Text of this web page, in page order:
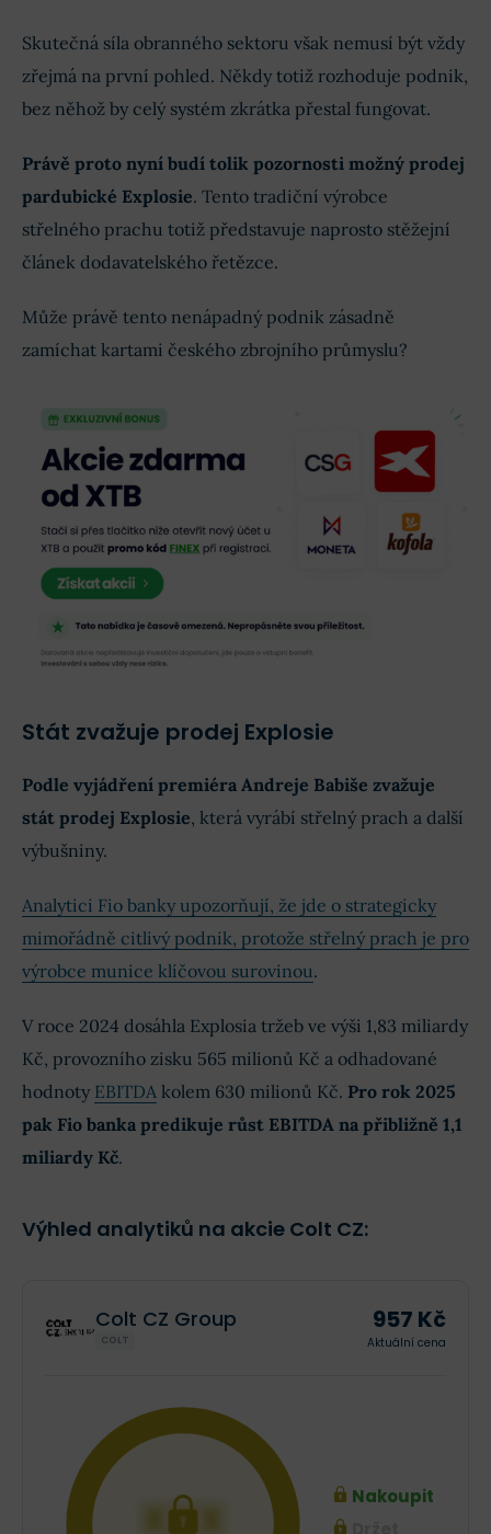
Skutečná síla obranného sektoru však nemusí být vždy
zřejmá na první pohled. Někdy totiž rozhoduje podnik,
bez něhož by celý systém zkrátka přestal fungovat.
Právě proto nyní budí tolik pozornosti možný prodej
pardubické Explosie. Tento tradiční výrobce
střelného prachu totiž představuje naprosto stěžejní
článek dodavatelského řetězce.
Může právě tento nenápadný podnik zásadně
zamíchat kartami českého zbrojního průmyslu?
Stát zvažuje prodej Explosie
Podle vyjádření premiéra Andreje Babiše zvažuje
stát prodej Explosie, která vyrábí střelný prach a další
výbušniny.
Analytici Fio banky upozorňují, že jde o strategicky
mimořádně citlivý podnik, protože střelný prach je pro
výrobce munice klíčovou surovinou.
V roce 2024 dosáhla Explosia tržeb ve výši 1,83 miliardy
Kč, provozního zisku 565 milionů Kč a odhadované
hodnoty EBITDA kolem 630 milionů Kč. Pro rok 2025
pak Fio banka predikuje růst EBITDA na přibližně 1,1
miliardy Kč.
Výhled analytiků na akcie Colt CZ:
Colt CZ Group
COLT
957 Kč
Aktuální cena
XXX
Nakoupit